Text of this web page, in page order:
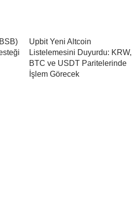
Upbit Yeni Altcoin
Listelemesini Duyurdu: KRW,
BTC ve USDT Paritelerinde
İşlem Görecek